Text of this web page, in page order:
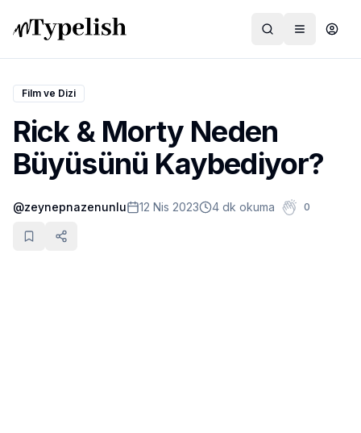
Dünya
Film ve Dizi
Kültür ve Sanat
Sağlık
Film ve Dizi
Rick & Morty Neden
Büyüsünü Kaybediyor?
@zeynepnazenunlu 12 Nis 2023 4 dk okuma 0